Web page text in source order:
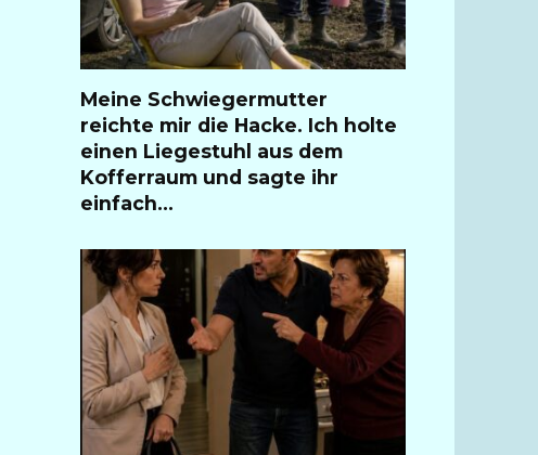
Meine Schwiegermutter
reichte mir die Hacke. Ich holte
einen Liegestuhl aus dem
Kofferraum und sagte ihr
einfach…